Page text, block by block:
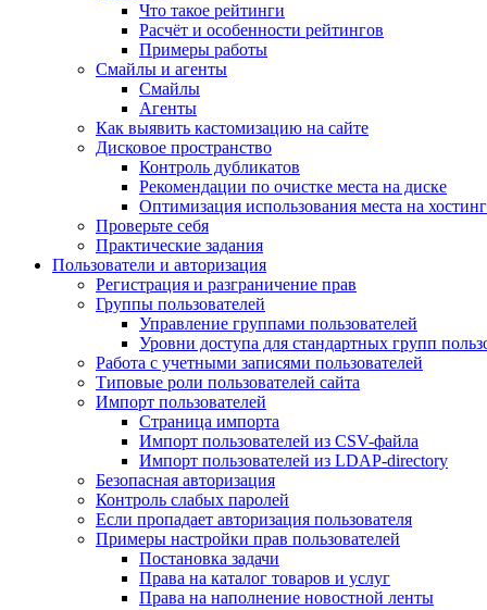
Что такое рейтинги
Расчёт и особенности рейтингов
Примеры работы
Смайлы и агенты
Смайлы
Агенты
Как выявить кастомизацию на сайте
Дисковое пространство
Контроль дубликатов
Рекомендации по очистке места на диске
Оптимизация использования места на
Проверьте себя
Практические задания
Пользователи и авторизация
Регистрация и разграничение прав
Группы пользователей
Управление группами пользователей
Уровни доступа для стандартных групп
Работа с учетными записями пользователей
Типовые роли пользователей сайта
Импорт пользователей
Страница импорта
Импорт пользователей из CSV-файла
Импорт пользователей из LDAP-directory
Безопасная авторизация
Контроль слабых паролей
Если пропадает авторизация пользователя
Примеры настройки прав пользователей
Постановка задачи
Права на каталог товаров и услуг
Права на наполнение новостной ленты